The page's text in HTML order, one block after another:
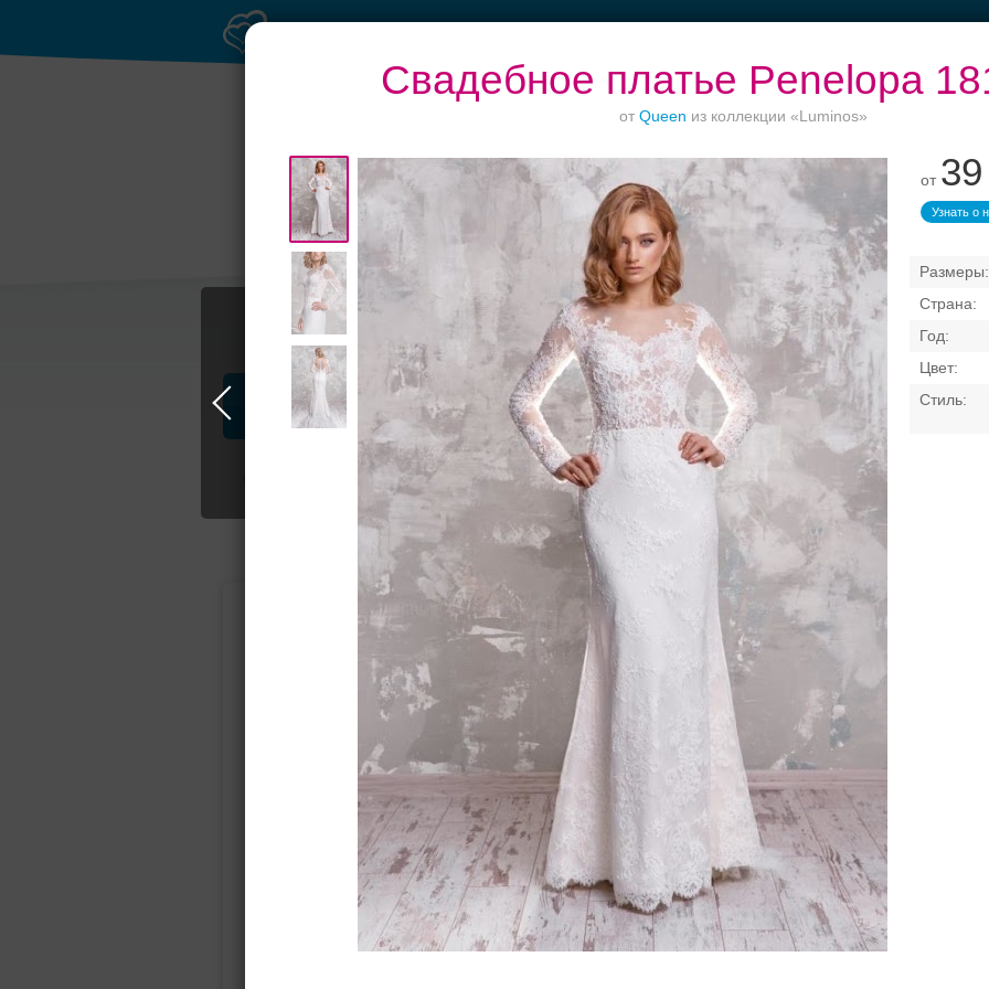
Свадебное платье Penelopa
от Queen из коллекции «Luminos»
от
Узнать о
Торжества за
городом
Банкет в отеле
Ваш безупречный
образ
Профессионалы и услуги Свадебные платья Банкет Транспорт Кольца
Свадебные платья
Подбор свадебного платья
По стилю
Прямое Русалка Принцесса Бальное